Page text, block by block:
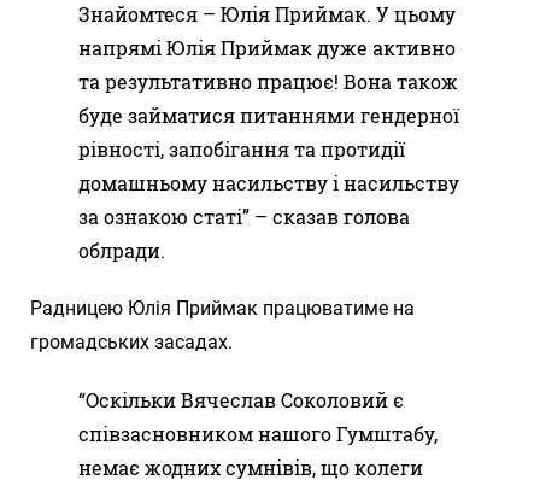
Знайомтеся – Юлія Приймак. У цьому
напрямі Юлія Приймак дуже активно
та результативно працює! Вона також
буде займатися питаннями гендерної
рівності, запобігання та протидії
домашньому насильству і насильству
за ознакою статі” – сказав голова
облради.
Радницею Юлія Приймак працюватиме на
громадських засадах.
“Оскільки Вячеслав Соколовий є
співзасновником нашого Гумштабу,
немає жодних сумнівів, що колеги